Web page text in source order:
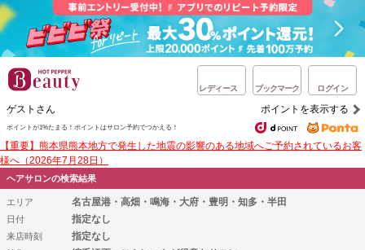
レディース ブックマーク ログイン
ゲストさん ポイントを表示する
ポイントが1%たまる！ ポイントはサロン予約でつかえる！
【重要】熊本県熊本地方で発生した地震の影響のある地域へご予約されているお客
様へ（2026年7月28日）
ヘアサロンの検索結果
エリア 名古屋港・高畑・鳴海・大府・豊明・知多・半田
日付 指定なし
来店時刻 指定なし